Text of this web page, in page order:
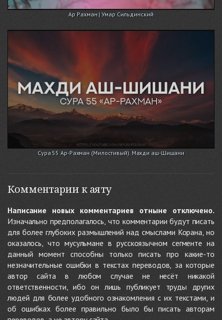
Ар Рахман | Умар Сильдинский
Сура 55 Ар-Рахман (Милостивый). Махди аш-Шишани
Комментарии к аяту
Написание новых комментариев отныне отключено.
Изначально предполагалось, что комментарии будут писать
для более глубоких размышлений над смыслами Корана, но
оказалось, что мусульмане в русскоязычном сегменте на
данный момент способны только писать про какие-то
незначительные ошибки в текстах переводов, за которые
автор сайта в любом случае не несёт никакой
ответственности, ибо он лишь публикует труды других
людей для более удобного ознакомления с их текстами, и
об ошибках более правильно было бы писать авторам